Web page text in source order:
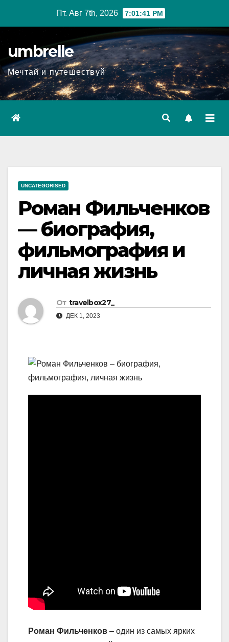
Пт. Авг 7th, 2026 7:01:42 PM
umbrelle
Мечтай и путешествуй
UNCATEGORISED
Роман Фильченков
— биография,
фильмография и
личная жизнь
От travelbox27_
ДЕК 1, 2023
Роман Фильченков – один из самых ярких